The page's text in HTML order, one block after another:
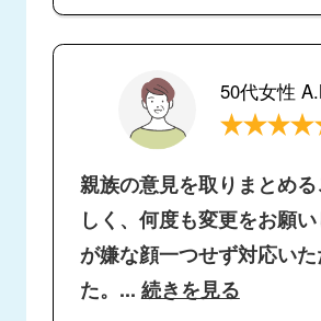
50代女性
親族の意見を取りまとめ
しく、何度も変更をお願
が嫌な顔一つせず対応い
た。 ... 続きを見る